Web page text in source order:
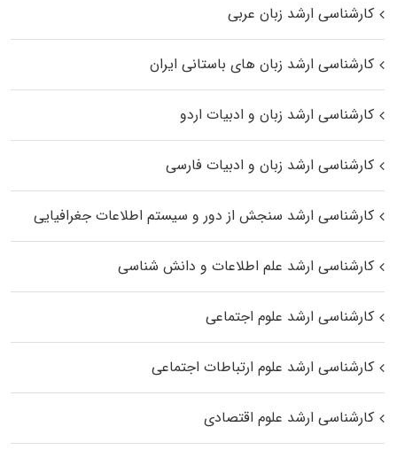
کارشناسی ارشد زبان عربی
کارشناسی ارشد زبان‌ های باستانی ایران
کارشناسی ارشد زبان و ادبیات اردو
کارشناسی ارشد زبان و ادبیات فارسی
کارشناسی ارشد سنجش از دور و سیستم اطلاعات جغرافیایی
کارشناسی ارشد علم اطلاعات و دانش شناسی
کارشناسی ارشد علوم اجتماعی
کارشناسی ارشد علوم ارتباطات اجتماعی
کارشناسی ارشد علوم اقتصادی